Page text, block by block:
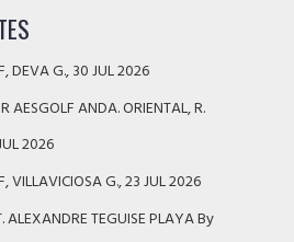
DEVA G., 30 JUL 2026
AESGOLF ANDA. ORIENTAL, R.
2026
VILLAVICIOSA G., 23 JUL 2026
ALEXANDRE TEGUISE PLAYA By